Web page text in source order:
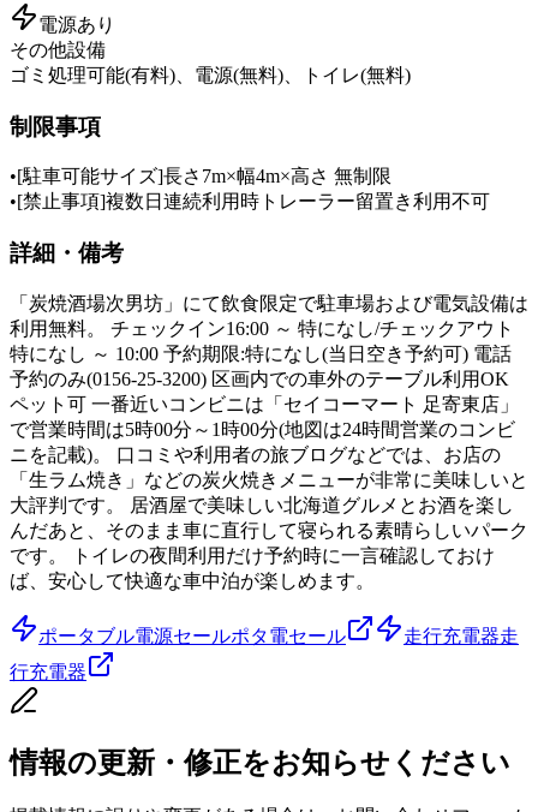
電源あり
その他設備
ゴミ処理可能(有料)、電源(無料)、トイレ(無料)
制限事項
•[駐車可能サイズ]長さ7m×幅4m×高さ 無制限
•[禁止事項]複数日連続利用時トレーラー留置き利用不可
詳細・備考
「炭焼酒場次男坊」にて飲食限定で駐車場および電気設備は
利用無料。 チェックイン16:00 ～ 特になし/チェックアウト
特になし ～ 10:00 予約期限:特になし(当日空き予約可) 電話
予約のみ(0156-25-3200) 区画内での車外のテーブル利用OK
ペット可 一番近いコンビニは「セイコーマート 足寄東店」
で営業時間は5時00分～1時00分(地図は24時間営業のコンビ
ニを記載)。 口コミや利用者の旅ブログなどでは、お店の
「生ラム焼き」などの炭火焼きメニューが非常に美味しいと
大評判です。 居酒屋で美味しい北海道グルメとお酒を楽し
んだあと、そのまま車に直行して寝られる素晴らしいパーク
です。 トイレの夜間利用だけ予約時に一言確認しておけ
ば、安心して快適な車中泊が楽しめます。
ポータブル電源セールポタ電セール 走行充電器走
行充電器
情報の更新・修正をお知らせください